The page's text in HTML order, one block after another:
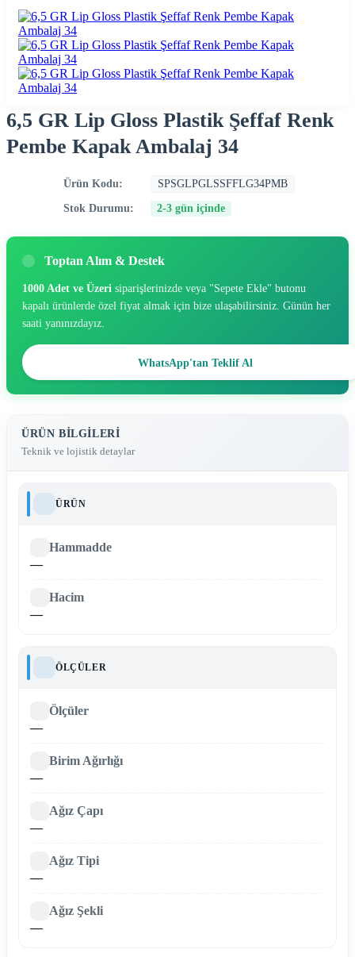
6,5 GR Lip Gloss Plastik Şeffaf Renk
Pembe Kapak Ambalaj 34
Ürün Kodu: SPSGLPGLSSFFLG34PMB
Stok Durumu: 2-3 gün içinde
Toptan Alım & Destek
1000 Adet ve Üzeri siparişlerinizde veya "Sepete Ekle" butonu
kapalı ürünlerde özel fiyat almak için bize ulaşabilirsiniz. Günün her
saati yanınızdayız.
WhatsApp'tan Teklif Al
ÜRÜN BILGILERI
Teknik ve lojistik detaylar
ÜRÜN
Hammadde
—
Hacim
—
ÖLÇÜLER
Ölçüler
—
Birim Ağırlığı
—
Ağız Çapı
—
Ağız Tipi
—
Ağız Şekli
—